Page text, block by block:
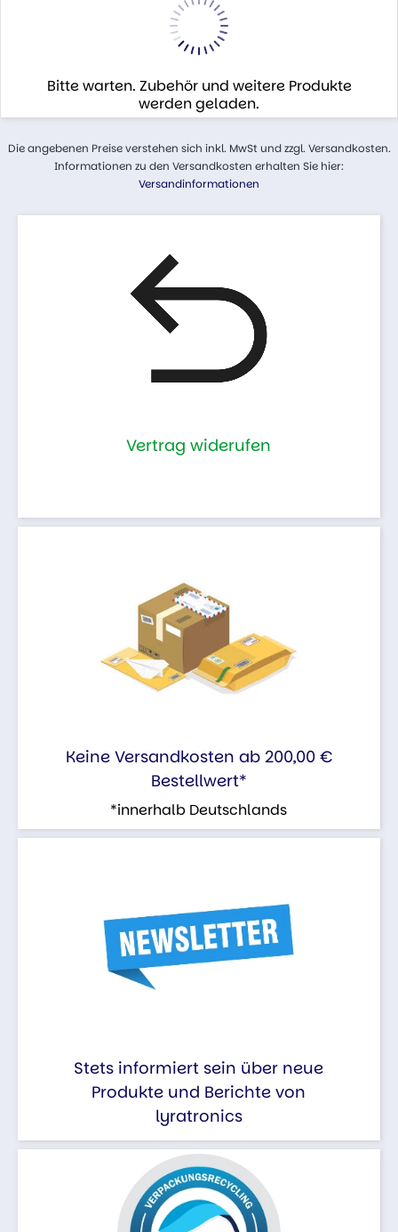
Bitte warten. Zubehör und weitere Produkte
werden geladen.
Die angebenen Preise verstehen sich inkl. MwSt und zzgl. Versandkosten.
Informationen zu den Versandkosten erhalten Sie hier:
Versandinformationen
Vertrag widerufen
Keine Versandkosten ab 200,00 €
Bestellwert*
*innerhalb Deutschlands
Stets informiert sein über neue
Produkte und Berichte von
lyratronics